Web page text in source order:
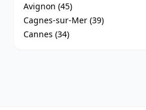
Avignon (45)
Cagnes-sur-Mer (39)
Cannes (34)